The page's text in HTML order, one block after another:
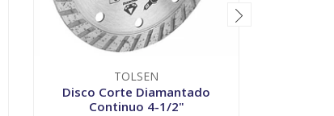
TOLSEN
Disco Corte Diamantado
Continuo 4-1/2"